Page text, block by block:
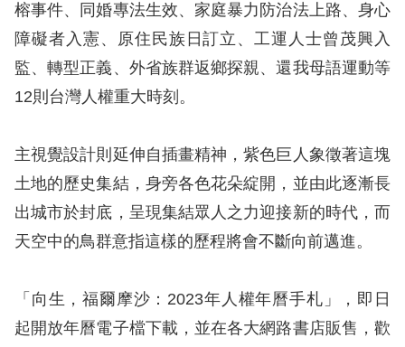
陳
情
申
訴
人
資
料
庫
無
障
榕事件、同婚專法生效、家庭暴力防治法上路、身心
障礙者入憲、原住民族日訂立、工運人士曾茂興入
監、轉型正義、外省族群返鄉探親、還我母語運動等
12則台灣人權重大時刻。
主視覺設計則延伸自插畫精神，紫色巨人象徵著這塊
土地的歷史集結，身旁各色花朵綻開，並由此逐漸長
出城市於封底，呈現集結眾人之力迎接新的時代，而
天空中的鳥群意指這樣的歷程將會不斷向前邁進。
「向生，福爾摩沙：2023年人權年曆手札」，即日
起開放年曆電子檔下載，並在各大網路書店販售，歡